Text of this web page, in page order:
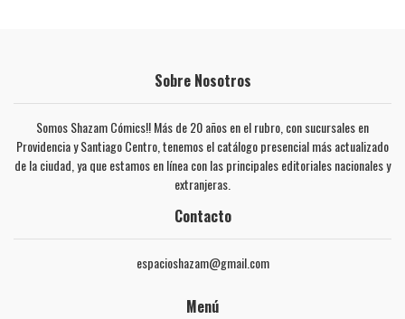
Sobre Nosotros
Somos Shazam Cómics!! Más de 20 años en el rubro, con sucursales en
Providencia y Santiago Centro, tenemos el catálogo presencial más actualizado
de la ciudad, ya que estamos en línea con las principales editoriales nacionales y
extranjeras.
Contacto
espacioshazam@gmail.com
Menú